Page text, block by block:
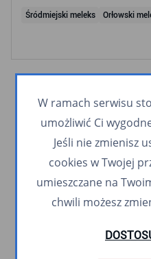
Śródmiejski meleks Orłowski
W ramach serwisu
umożliwić Ci
Jeśli nie zmienisz
cookies w Twojej
umieszczane na
chwili możesz